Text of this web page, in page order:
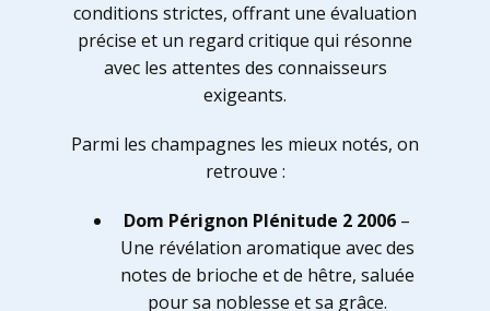
conditions strictes, offrant une évaluation
précise et un regard critique qui résonne
avec les attentes des connaisseurs
exigeants.
Parmi les champagnes les mieux notés, on
retrouve :
Dom Pérignon Plénitude 2 2006 –
Une révélation aromatique avec des
notes de brioche et de hêtre, saluée
pour sa noblesse et sa grâce.